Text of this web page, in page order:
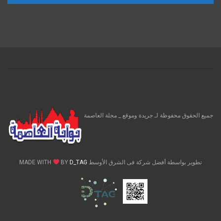
جميع الحقوق محفوظة لـ جريدة وموقع _ مجلة العاصمة
تطوير بواسطة أفضل شركة فى الشرق الأوسط MADE WITH BY D_TAG